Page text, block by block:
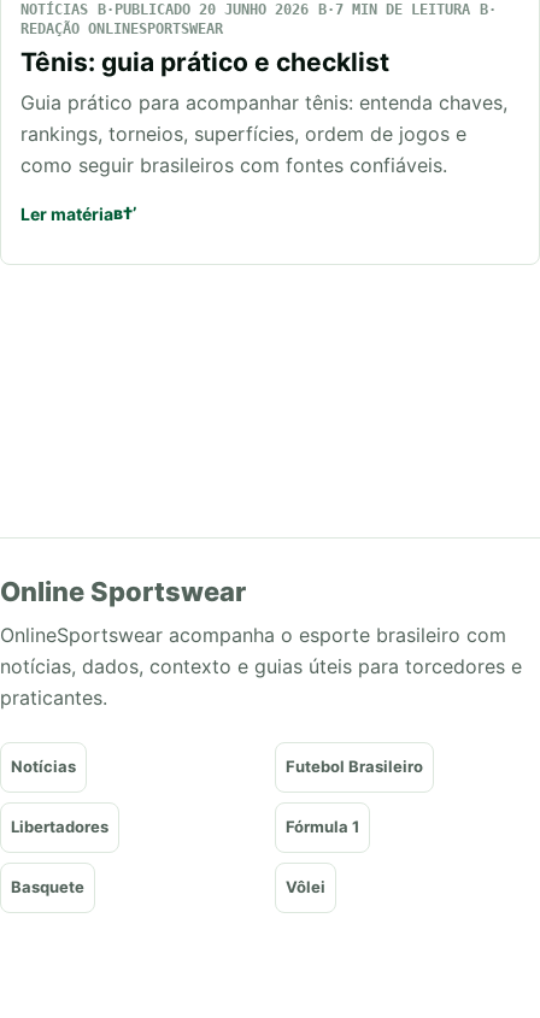
NOTÍCIAS PUBLICADO 20 JUNHO 2026
7 MIN DE LEITURA
REDAÇÃO ONLINESPORTSWEAR
Tênis: guia prático e checklist
Guia prático para acompanhar tênis: entenda chaves,
rankings, torneios, superfícies, ordem de jogos e
como seguir brasileiros com fontes confiáveis.
Ler matéria
Online Sportswear
OnlineSportswear acompanha o esporte brasileiro com
notícias, dados, contexto e guias úteis para torcedores e
praticantes.
Notícias Futebol Brasileiro
Libertadores Fórmula 1
Basquete Vôlei